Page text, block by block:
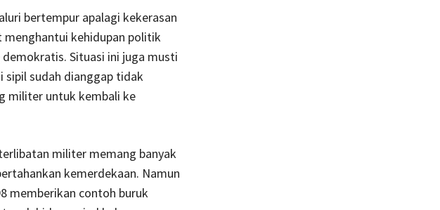
bertempur apalagi kekerasan
kehidupan politik
Situasi ini juga musti
sipil sudah dianggap tidak
militer untuk kembali ke
militer memang banyak
kemerdekaan. Namun
memberikan contoh buruk